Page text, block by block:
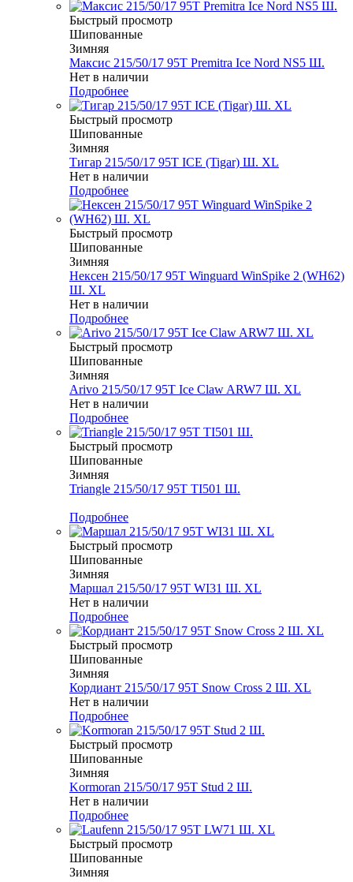
Быстрый просмотр
Шипованные
Зимняя
Максис 215/50/17 95T Premitra Ice Nord NS5 Ш.
Нет в наличии
Подробнее
Быстрый просмотр
Шипованные
Зимняя
Тигар 215/50/17 95T ICE (Tigar) Ш. XL
Нет в наличии
Подробнее
Быстрый просмотр
Шипованные
Зимняя
Нексен 215/50/17 95T Winguard WinSpike 2 (WH62)
Ш. XL
Нет в наличии
Подробнее
Быстрый просмотр
Шипованные
Зимняя
Arivo 215/50/17 95T Ice Claw ARW7 Ш. XL
Нет в наличии
Подробнее
Быстрый просмотр
Шипованные
Зимняя
Triangle 215/50/17 95T TI501 Ш.
Подробнее
Быстрый просмотр
Шипованные
Зимняя
Маршал 215/50/17 95T WI31 Ш. XL
Нет в наличии
Подробнее
Быстрый просмотр
Шипованные
Зимняя
Кордиант 215/50/17 95T Snow Cross 2 Ш. XL
Нет в наличии
Подробнее
Быстрый просмотр
Шипованные
Зимняя
Kormoran 215/50/17 95T Stud 2 Ш.
Нет в наличии
Подробнее
Быстрый просмотр
Шипованные
Зимняя